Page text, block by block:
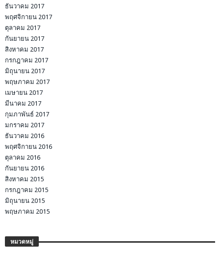
ธันวาคม 2017
พฤศจิกายน 2017
ตุลาคม 2017
กันยายน 2017
สิงหาคม 2017
กรกฎาคม 2017
มิถุนายน 2017
พฤษภาคม 2017
เมษายน 2017
มีนาคม 2017
กุมภาพันธ์ 2017
มกราคม 2017
ธันวาคม 2016
พฤศจิกายน 2016
ตุลาคม 2016
กันยายน 2016
สิงหาคม 2015
กรกฎาคม 2015
มิถุนายน 2015
พฤษภาคม 2015
หมวดหมู่